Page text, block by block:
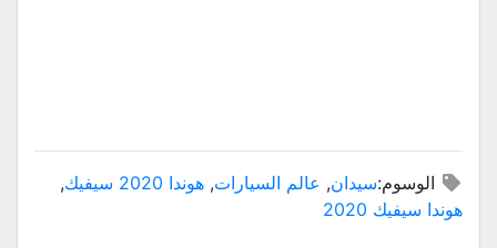
الوسوم:سيدان, عالم السيارات, هوندا 2020 سيفيك
,
هوندا سيفيك 2020